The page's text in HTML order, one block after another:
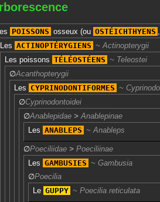
POISSONS osseux (ou OSTÉICHTHYENS ,
Les ACTINOPTÉRYGIENS
Actinopterygii
Les poissons TÉLÉOSTÉENS
Teleostei
∅Acanthopterygii
Les CYPRINODONTIFORMES
∅Cyprinodontoidei
∅Anablepidae > Anablepinae
Les ANABLEPS Anableps
∅Poeciliidae > Poeciliinae
Les GAMBUSIES
Gambusia
∅Poecilia
Le GUPPY Poecilia reticulata